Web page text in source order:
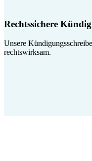
Rechtssichere
Unsere
rechtswirksam.